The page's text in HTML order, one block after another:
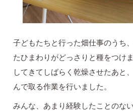
子どもたちと行った畑仕事のうち
たひまわりがどっさりと種をつけ
してきてしばらく乾燥させたあと
んで取る作業を行いました。
みんな、あまり経験したことのな